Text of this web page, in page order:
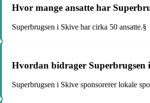
Hvor mange ansatte har
Superbrugsen i Skive har cirka 50 ansatte.§
Hvordan bidrager Superbrugsen
Superbrugsen i Skive sponsorerer lokale